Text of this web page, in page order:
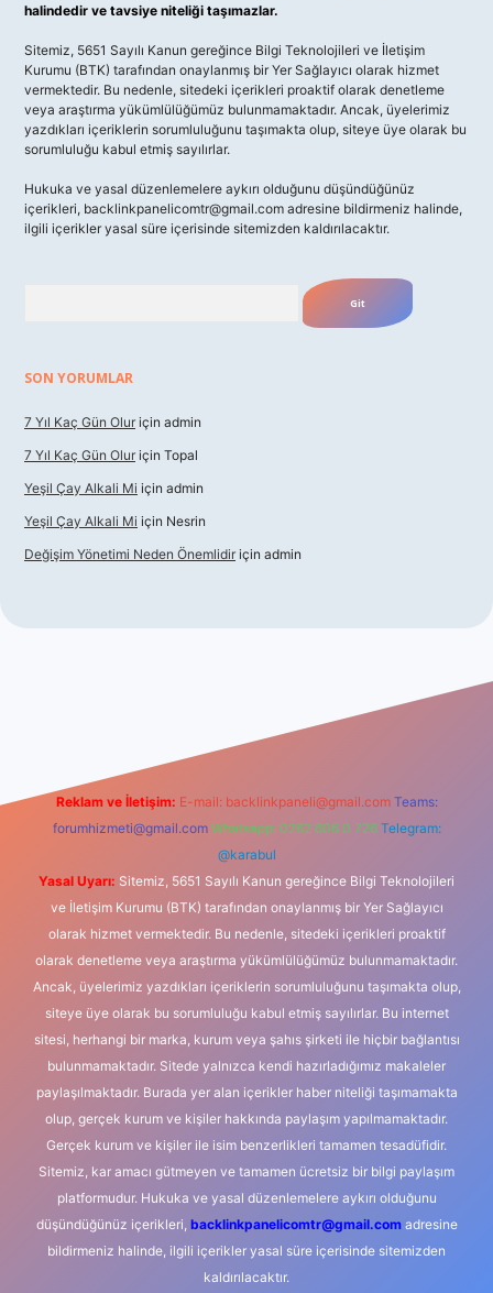
halindedir ve tavsiye niteliği taşımazlar.
Sitemiz, 5651 Sayılı Kanun gereğince Bilgi Teknolojileri ve İletişim
Kurumu (BTK) tarafından onaylanmış bir Yer Sağlayıcı olarak hizmet
vermektedir. Bu nedenle, sitedeki içerikleri proaktif olarak denetleme
veya araştırma yükümlülüğümüz bulunmamaktadır. Ancak, üyelerimiz
yazdıkları içeriklerin sorumluluğunu taşımakta olup, siteye üye olarak bu
sorumluluğu kabul etmiş sayılırlar.
Hukuka ve yasal düzenlemelere aykırı olduğunu düşündüğünüz
içerikleri, backlinkpanelicomtr@gmail.com adresine bildirmeniz halinde,
ilgili içerikler yasal süre içerisinde sitemizden kaldırılacaktır.
SON YORUMLAR
7 Yıl Kaç Gün Olur için admin
7 Yıl Kaç Gün Olur için Topal
Yeşil Çay Alkali Mi için admin
Yeşil Çay Alkali Mi için Nesrin
Değişim Yönetimi Neden Önemlidir için admin
Reklam ve İletişim: E-mail: backlinkpaneli@gmail.com Teams:
forumhizmeti@gmail.com Whatsapp: 0262 606 0 726 Telegram:
@karabul
Yasal Uyarı: Sitemiz, 5651 Sayılı Kanun gereğince Bilgi Teknolojileri
ve İletişim Kurumu (BTK) tarafından onaylanmış bir Yer Sağlayıcı
olarak hizmet vermektedir. Bu nedenle, sitedeki içerikleri proaktif
olarak denetleme veya araştırma yükümlülüğümüz bulunmamaktadır.
Ancak, üyelerimiz yazdıkları içeriklerin sorumluluğunu taşımakta olup,
siteye üye olarak bu sorumluluğu kabul etmiş sayılırlar. Bu internet
sitesi, herhangi bir marka, kurum veya şahıs şirketi ile hiçbir bağlantısı
bulunmamaktadır. Sitede yalnızca kendi hazırladığımız makaleler
paylaşılmaktadır. Burada yer alan içerikler haber niteliği taşımamakta
olup, gerçek kurum ve kişiler hakkında paylaşım yapılmamaktadır.
Gerçek kurum ve kişiler ile isim benzerlikleri tamamen tesadüfidir.
Sitemiz, kar amacı gütmeyen ve tamamen ücretsiz bir bilgi paylaşım
platformudur. Hukuka ve yasal düzenlemelere aykırı olduğunu
düşündüğünüz içerikleri, backlinkpanelicomtr@gmail.comadresine
bildirmeniz halinde, ilgili içerikler yasal süre içerisinde sitemizden
kaldırılacaktır.